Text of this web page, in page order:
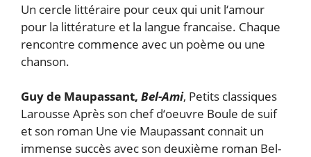
Un cercle littéraire pour ceux qui unit l‘amour
pour la littérature et la langue francaise. Chaque
rencontre commence avec un poème ou une
chanson.
Guy de Maupassant, Bel-Ami, Petits classiques
Larousse Après son chef d‘oeuvre Boule de suif
et son roman Une vie Maupassant connait un
immense succès avec son deuxième roman Bel-